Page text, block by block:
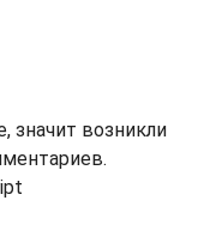
значит возникли